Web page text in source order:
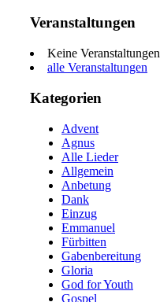
Veranstaltungen
Keine Veranstaltungen
alle Veranstaltungen
Kategorien
Advent
Agnus
Alle Lieder
Allgemein
Anbetung
Dank
Einzug
Emmanuel
Fürbitten
Gabenbereitung
Gloria
God for Youth
Gospel